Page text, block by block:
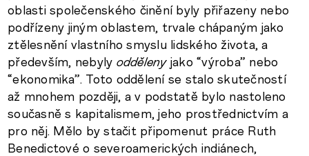
oblasti společenského činění byly přiřazeny nebo
podřízeny jiným oblastem, trvale chápaným jako
ztělesnění vlastního smyslu lidského života, a
především, nebyly oddělenyjako “výroba” nebo
“ekonomika”. Toto oddělení se stalo skutečností
až mnohem později, a v podstatě bylo nastoleno
současně s kapitalismem, jeho prostřednictvím a
pro něj. Mělo by stačit připomenut práce Ruth
Benedictové o severoamerických indiánech,